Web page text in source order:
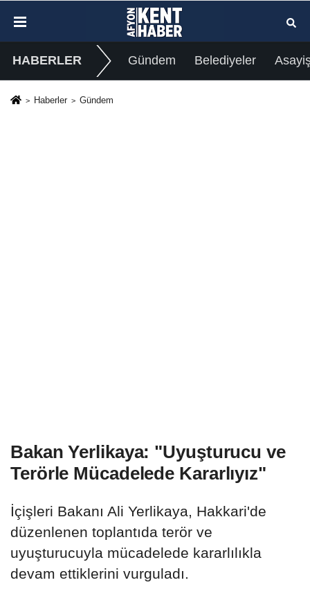
HABERLER Gündem Belediyeler
Haberler Gündem
Bakan Yerlikaya: "Uyuşturucu ve
Terörle Mücadelede Kararlıyız"
İçişleri Bakanı Ali Yerlikaya, Hakkari'de
düzenlenen toplantıda terör ve
uyuşturucuyla mücadelede kararlılıkla
devam ettiklerini vurguladı.